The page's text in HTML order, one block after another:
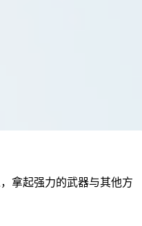
拿起强力的武器与其他方